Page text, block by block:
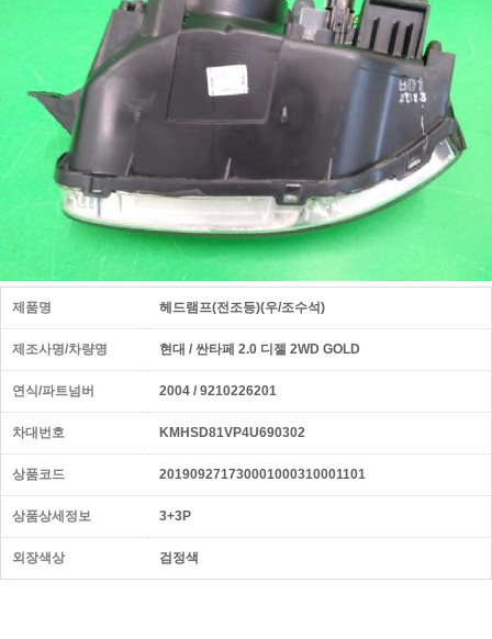
제품명 헤드램프(전조등)(우/조수석)
제조사명/차량명 현대 / 싼타페 2.0 디젤 2WD GOLD
연식/파트넘버 2004 / 9210226201
차대번호 KMHSD81VP4U690302
상품코드 201909271730001000310001101
상품상세정보 3+3P
외장색상 검정색